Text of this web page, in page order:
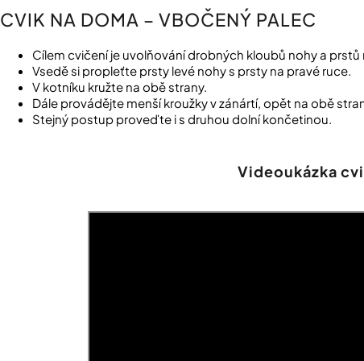
CVIK NA DOMA – VBOČENÝ PALEC
Cílem cvičení je uvolňování drobných kloubů nohy a prstů
Vsedě si propleťte prsty levé nohy s prsty na pravé ruce.
V kotníku kružte na obě strany.
Dále provádějte menší kroužky v zánártí, opět na obě
Stejný postup proveďte i s druhou dolní končetinou.
Videoukázka